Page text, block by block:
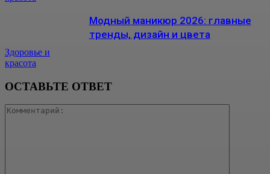
Здоровье и
красота
Модный маникюр 2026: главные
тренды, дизайн и цвета
ОСТАВЬТЕ ОТВЕТ